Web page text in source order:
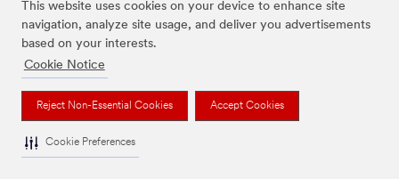
This website uses cookies on your device to enhance site
navigation, analyze site usage, and deliver you advertisements
based on your interests.
Cookie Notice
Reject Non-Essential Cookies Accept Cookies
Cookie Preferences